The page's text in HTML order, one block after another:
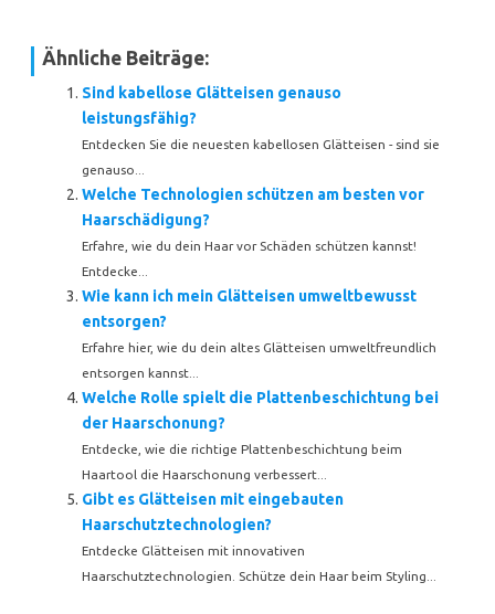
Ähnliche Beiträge:
Sind kabellose Glätteisen genauso
leistungsfähig?
Entdecken Sie die neuesten kabellosen Glätteisen - sind sie
genauso...
Welche Technologien schützen am besten vor
Haarschädigung?
Erfahre, wie du dein Haar vor Schäden schützen kannst!
Entdecke...
Wie kann ich mein Glätteisen umweltbewusst
entsorgen?
Erfahre hier, wie du dein altes Glätteisen umweltfreundlich
entsorgen kannst...
Welche Rolle spielt die Plattenbeschichtung bei
der Haarschonung?
Entdecke, wie die richtige Plattenbeschichtung beim
Haartool die Haarschonung verbessert...
Gibt es Glätteisen mit eingebauten
Haarschutztechnologien?
Entdecke Glätteisen mit innovativen
Haarschutztechnologien. Schütze dein Haar beim Styling...